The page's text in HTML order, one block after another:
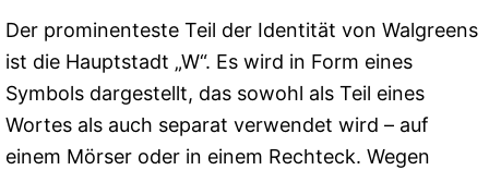
Der prominenteste Teil der Identität von Walgreens
ist die Hauptstadt „W“. Es wird in Form eines
Symbols dargestellt, das sowohl als Teil eines
Wortes als auch separat verwendet wird – auf
einem Mörser oder in einem Rechteck. Wegen